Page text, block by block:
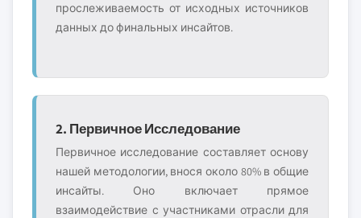
прослеживаемость от исходных источников
данных до финальных инсайтов.
2. Первичное Исследование
Первичное исследование составляет основу
нашей методологии, внося около 80% в общие
инсайты. Оно включает прямое
взаимодействие с участниками отрасли для